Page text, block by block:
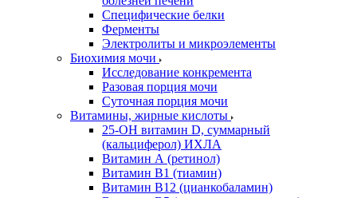
Специфические белки
Ферменты
Электролиты и микроэлементы
Биохимия мочи
Исследование конкремента
Разовая порция мочи
Суточная порция мочи
Витамины, жирные кислоты
25-OH витамин D, суммарный
(кальциферол) ИХЛА
Витамин А (ретинол)
Витамин В1 (тиамин)
Витамин В12 (цианкобаламин)